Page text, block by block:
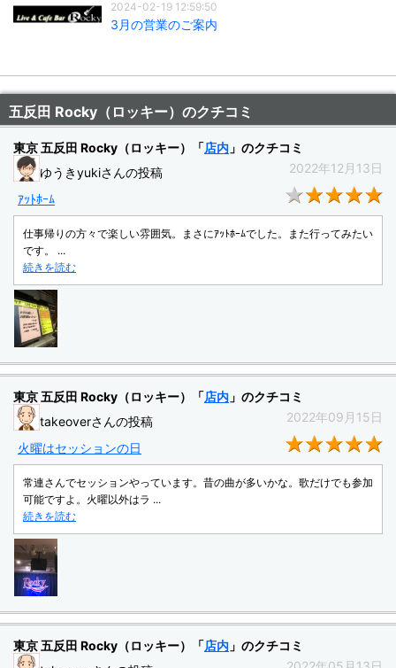
2024-02-19 12:59:50
3月の営業のご案内
五反田 Rocky（ロッキー）のクチコミ
東京 五反田 Rocky（ロッキー）「店内 」のクチコミ
ゆうきyukiさんの投稿
2022年12月13日
ｱｯﾄﾎｰﾑ
仕事帰りの方々で楽しい雰囲気。まさにｱｯﾄﾎｰﾑでした。また行ってみたい
です。 ...
続きを読む
東京 五反田 Rocky（ロッキー）「店内 」のクチコミ
takeoverさんの投稿
2022年09月15日
火曜はセッションの日
常連さんでセッションやっています。昔の曲が多いかな。歌だけでも参加
可能ですよ。火曜以外はラ ...
続きを読む
東京 五反田 Rocky（ロッキー）「店内 」のクチコミ